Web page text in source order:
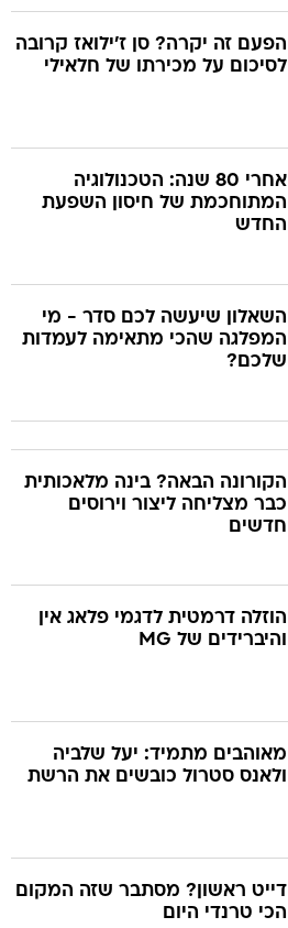
הפעם זה יקרה? סן ז'ילואז קרובה
לסיכום על מכירתו של חלאילי
אחרי 80 שנה: הטכנולוגיה
המתוחכמת של חיסון השפעת
החדש
השאלון שיעשה לכם סדר - מי
המפלגה שהכי מתאימה לעמדות
שלכם?
הקורונה הבאה? בינה מלאכותית
כבר מצליחה ליצור וירוסים
חדשים
הוזלה דרמטית לדגמי פלאג אין
והיברידים של MG
מאוהבים מתמיד: יעל שלביה
ולאנס סטרול כובשים את הרשת
דייט ראשון? מסתבר שזה המקום
הכי טרנדי היום